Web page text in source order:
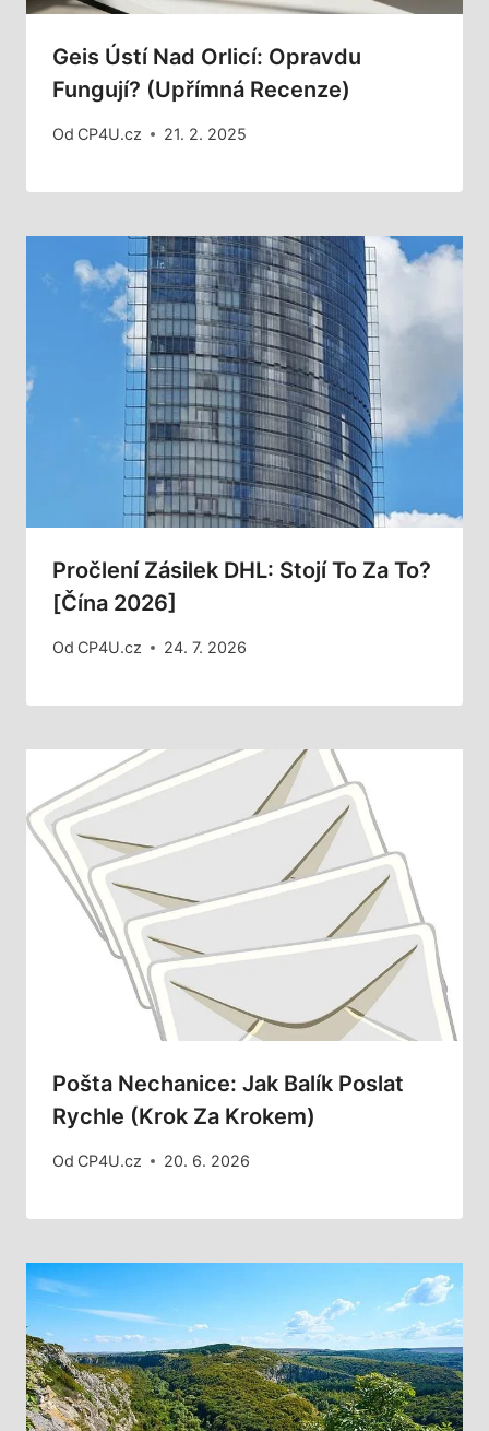
Geis Ústí Nad Orlicí: Opravdu
Fungují? (Upřímná Recenze)
Od CP4U.cz 21. 2. 2025
Pročlení Zásilek DHL: Stojí To Za To?
[Čína 2026]
Od CP4U.cz 24. 7. 2026
Pošta Nechanice: Jak Balík Poslat
Rychle (Krok Za Krokem)
Od CP4U.cz 20. 6. 2026